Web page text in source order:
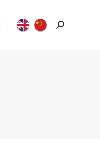
Search: